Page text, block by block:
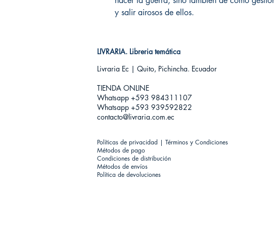
y salir airosos de ellos.
LIVRARIA. Libreria temática
Livraria Ec | Quito, Pichincha. Ecuador
TIENDA ONLINE​
Whatsapp +593 984311107
Whatsapp +593 939592822
contacto@livraria.com.ec
Políticas de privacidad | Términos y Condiciones
Métodos de pago
Condiciones de distribución
Métodos de envíos
Política de devoluciones